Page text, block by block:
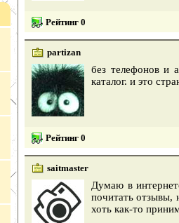
Рейтинг 0
partizan
без телефонов и
каталог. и это
Рейтинг 0
saitmaster
Думаю в
почитать отзывы,
хоть как-то